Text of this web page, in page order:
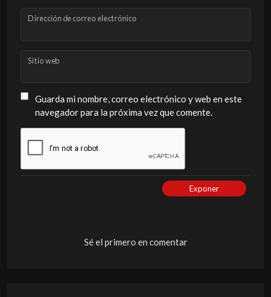
Dirección de correo electrónico
Sitio web
Guarda mi nombre, correo electrónico y web en este
navegador para la próxima vez que comente.
Exponer
Sé el primero en comentar